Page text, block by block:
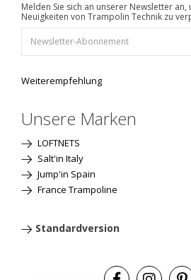
Melden Sie sich an unserer Newsletter an,
Neuigkeiten von Trampolin Technik zu
Weiterempfehlung
Unsere Marken
LOFTNETS
Salt'in Italy
Jump'in Spain
France Trampoline
Standardversion